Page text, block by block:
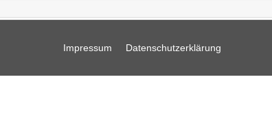
Impressum Datenschutzerklärung